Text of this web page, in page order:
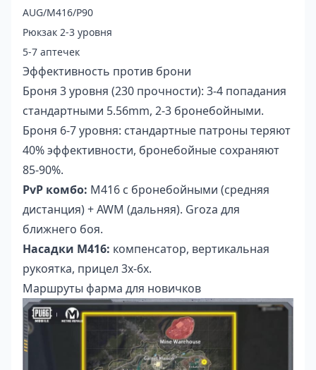
AUG/M416/P90
Рюкзак 2-3 уровня
5-7 аптечек
Эффективность против брони
Броня 3 уровня (230 прочности): 3-4 попадания
стандартными 5.56mm, 2-3 бронебойными.
Броня 6-7 уровня: стандартные патроны теряют
40% эффективности, бронебойные сохраняют
85-90%.
PvP комбо: M416 с бронебойными (средняя
дистанция) + AWM (дальняя). Groza для
ближнего боя.
Насадки M416: компенсатор, вертикальная
рукоятка, прицел 3x-6x.
Маршруты фарма для новичков